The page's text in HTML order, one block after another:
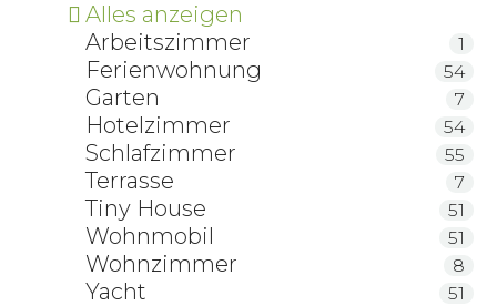
Alles anzeigen
Arbeitszimmer
1
Ferienwohnung 54
Garten 7
Hotelzimmer 54
Schlafzimmer 55
Terrasse 7
Tiny House 51
Wohnmobil 51
Wohnzimmer 8
Yacht 51